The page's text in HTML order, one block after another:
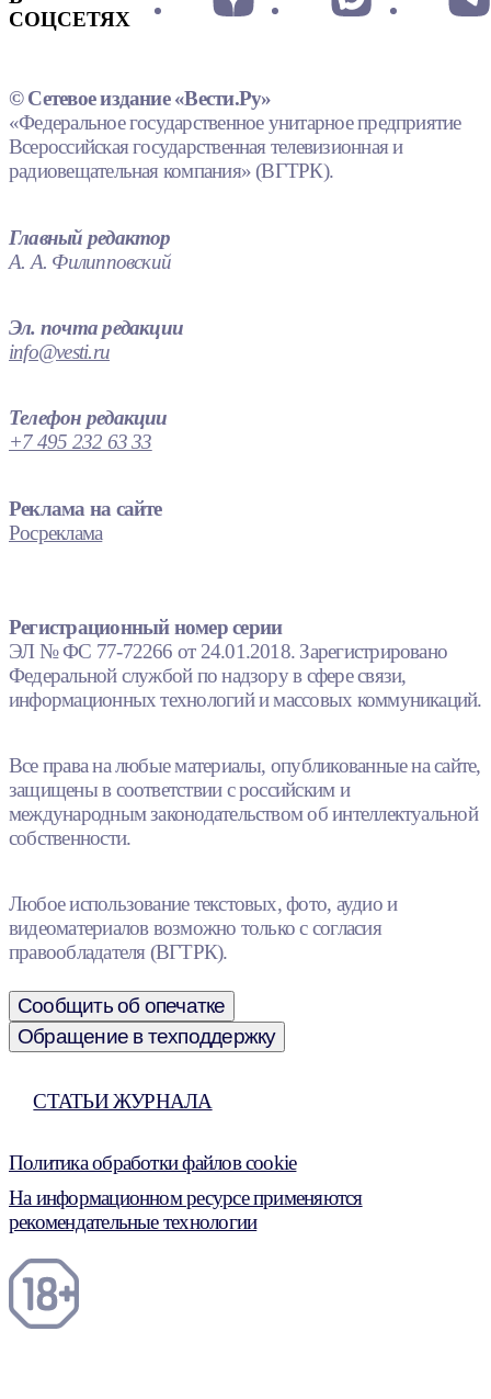
СОЦСЕТЯХ
© Сетевое издание «Вести.Ру»
«Федеральное государственное унитарное предприятие
Всероссийская государственная телевизионная и
радиовещательная компания» (ВГТРК).
Главный редактор
А. А. Филипповский
Эл. почта редакции
info@vesti.ru
Телефон редакции
+7 495 232 63 33
Реклама на сайте
Росреклама
Регистрационный номер серии
ЭЛ № ФС 77-72266 от 24.01.2018. Зарегистрировано
Федеральной службой по надзору в сфере связи,
информационных технологий и массовых коммуникаций.
Все права на любые материалы, опубликованные на сайте,
защищены в соответствии с российским и
международным законодательством об интеллектуальной
собственности.
Любое использование текстовых, фото, аудио и
видеоматериалов возможно только с согласия
правообладателя (ВГТРК).
Сообщить об опечатке
Обращение в техподдержку
СТАТЬИ ЖУРНАЛА
Политика обработки файлов cookie
На информационном ресурсе применяются
рекомендательные технологии